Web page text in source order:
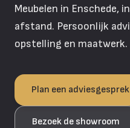
Meubelen in Enschede,
afstand. Persoonlijk
opstelling en maatwerk.
Plan een adviesgesprek
Bezoek de showroom